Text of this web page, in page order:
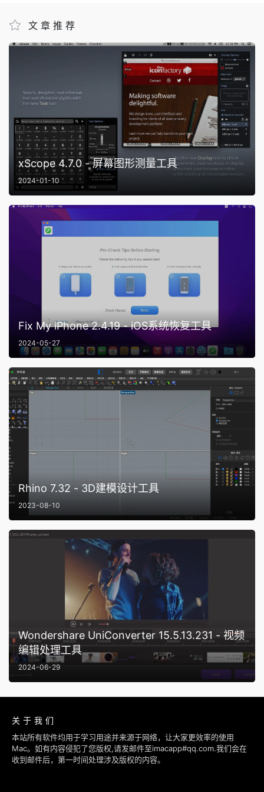
文章推荐
xScope 4.7.0 - 屏幕图形测量工具
2024-01-10
Fix My iPhone 2.4.19 - iOS系统恢复工具
2024-05-27
Rhino 7.32 - 3D建模设计工具
2023-08-10
Wondershare UniConverter 15.5.13.231 - 视频
编辑处理工具
2024-06-29
关于我们
本站所有软件均用于学习用途并来源于网络，让大家更效率的使用
Mac。如有内容侵犯了您版权,请发邮件至imacapp#qq.com.我们会在
收到邮件后，第一时间处理涉及版权的内容。